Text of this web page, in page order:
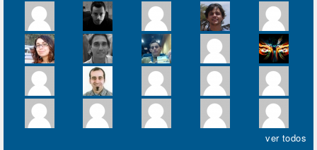
ver todos